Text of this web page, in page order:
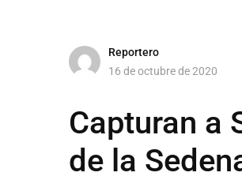
Reportero
16 de octubre de 2020
Capturan a
de la